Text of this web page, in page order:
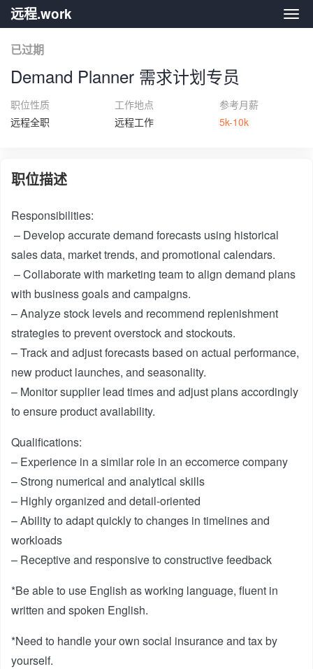
远
远程.work
已过期
Demand Planner 需求计划专员
职位性质
远程全职
工作地点
远程工作
参考月薪
5k-10k
职位描述
Responsibilities:
– Develop accurate demand forecasts using historical
sales data, market trends, and promotional calendars.
– Collaborate with marketing team to align demand plans
with business goals and campaigns.
– Analyze stock levels and recommend replenishment
strategies to prevent overstock and stockouts.
– Track and adjust forecasts based on actual performance,
new product launches, and seasonality.
– Monitor supplier lead times and adjust plans accordingly
to ensure product availability.
Qualifications:
– Experience in a similar role in an eccomerce company
– Strong numerical and analytical skills
– Highly organized and detail-oriented
– Ability to adapt quickly to changes in timelines and
workloads
– Receptive and responsive to constructive feedback
*Be able to use English as working language, fluent in
written and spoken English.
*Need to handle your own social insurance and tax by
yourself.